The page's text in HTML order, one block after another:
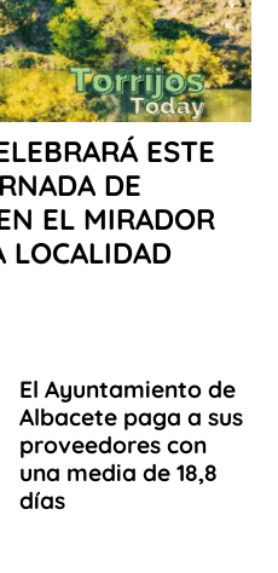
ESTE
DE
EL MIRADOR
LOCALIDAD
El Ayuntamiento de
Albacete paga a sus
proveedores con
una media de 18,8
días